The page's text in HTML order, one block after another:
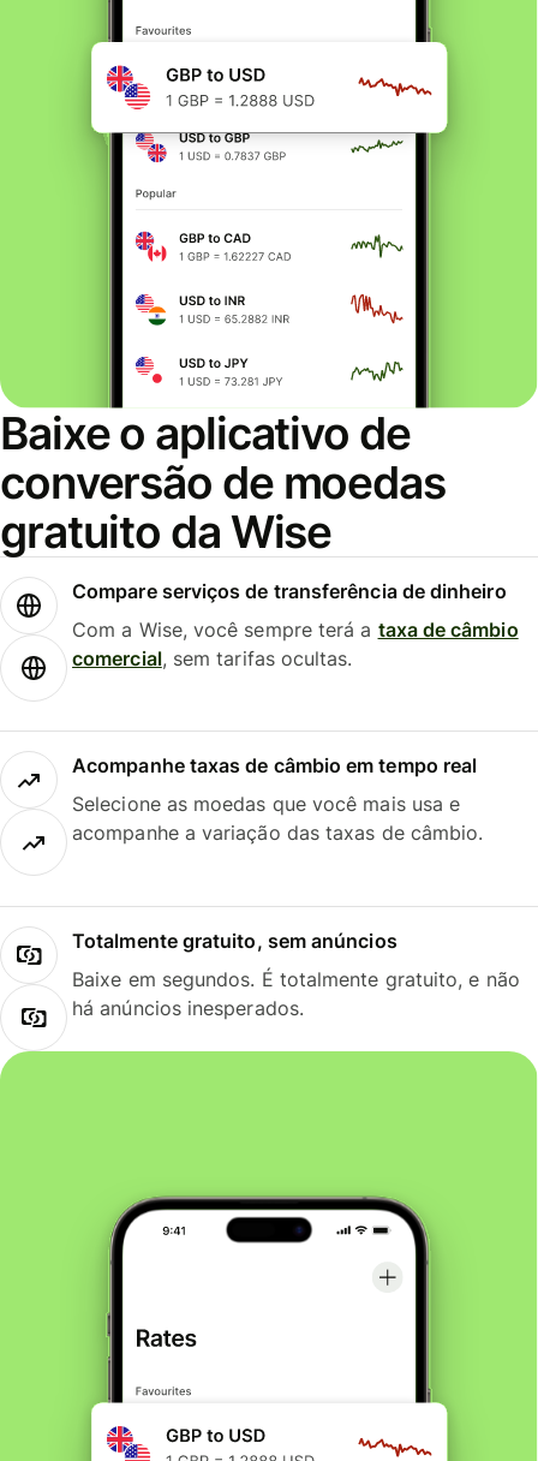
Baixe o aplicativo de
conversão de moedas
gratuito da Wise
Compare serviços de transferência de dinheiro
Com a Wise, você sempre terá a taxa de câmbio
comercial, sem tarifas ocultas.
Acompanhe taxas de câmbio em tempo real
Selecione as moedas que você mais usa e
acompanhe a variação das taxas de câmbio.
Totalmente gratuito, sem anúncios
Baixe em segundos. É totalmente gratuito, e não
há anúncios inesperados.